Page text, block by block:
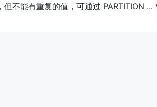
不能有重复的值，可通过 PARTITION ...